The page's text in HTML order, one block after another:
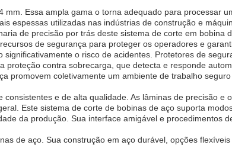
Essa ampla gama o torna adequado para processar
espessas utilizadas nas indústrias de construção e
de precisão por trás deste sistema de corte em bobina
de segurança para proteger os operadores e
o risco de acidentes. Protetores de
contra sobrecarga, que detecta e responde
promovem coletivamente um ambiente de trabalho
e de alta qualidade. As lâminas de precisão e
Este sistema de corte de bobinas de aço suporta
da produção. Sua interface amigável e procedimentos
de aço. Sua construção em aço durável, opções